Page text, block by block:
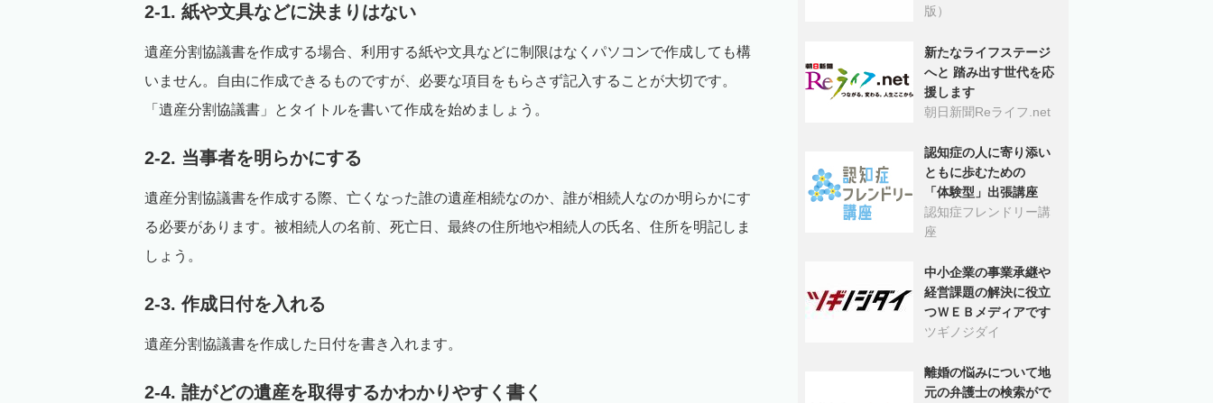
2-1. 紙や文具などに決まりはない
遺産分割協議書を作成する場合、利用する紙や文具などに制限はなくパソコンで作成しても構
いません。自由に作成できるものですが、必要な項目をもらさず記入することが大切です。
「遺産分割協議書」とタイトルを書いて作成を始めましょう。
2-2. 当事者を明らかにする
遺産分割協議書を作成する際、亡くなった誰の遺産相続なのか、誰が相続人なのか明らかにす
る必要があります。被相続人の名前、死亡日、最終の住所地や相続人の氏名、住所を明記しま
しょう。
2-3. 作成日付を入れる
遺産分割協議書を作成した日付を書き入れます。
2-4. 誰がどの遺産を取得するかわかりやすく書く
版）
新たなライフステージ
へと 踏み出す世代を応
援します
朝日新聞Reライフ.net
認知症の人に寄り添い
ともに歩むための
「体験型」出張講座
認知症フレンドリー講
座
中小企業の事業承継や
経営課題の解決に役立
つＷＥＢメディアです
ツギノジダイ
離婚の悩みについて地
元の弁護士の検索がで